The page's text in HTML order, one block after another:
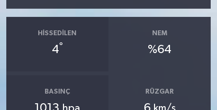
HISSEDILEN
4°
NEM
%64
BASINÇ RÜZGAR